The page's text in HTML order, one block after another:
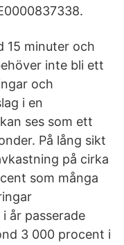
15 minuter och
inte bli ett
och
i en
ses som ett
På lång sikt
på cirka
som många
år passerade
3 000 procent i